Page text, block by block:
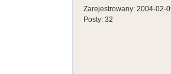
Zarejestrowany: 2004-02-
Posty: 32